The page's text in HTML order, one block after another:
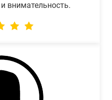
внимательность.